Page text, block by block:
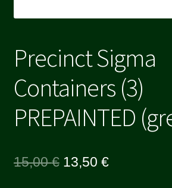
Precinct Sigma
Containers (3)
PREPAINTED
15,00€ Le
13,50 €Le